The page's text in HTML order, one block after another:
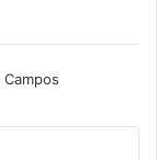
Campos